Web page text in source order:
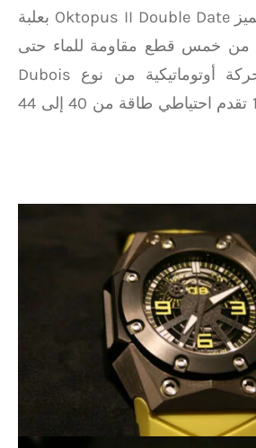
توضع على العلبة. تتميز Oktopus II Double Date بعلبة
من خمس قطع مقاومة للماء حتى
عمق 300 متر وحركة أوتوماتيكية من نوع Dubois
Depraz عيار 14580 تقدم احتياطي طاقة من 40 إلى 44